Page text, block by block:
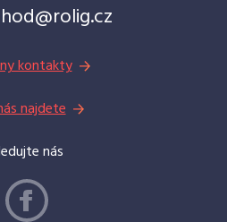
kontakty
najdete
nás